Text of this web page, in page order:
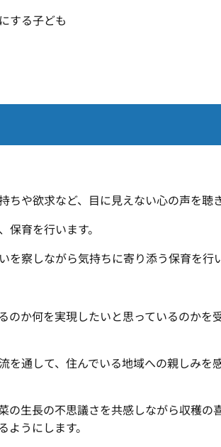
する子ども
ちや欲求など、目に見えない心の声を聴
育を行います。
察しながら気持ちに寄り添う保育を行
のか何を実現したいと思っているのか
を通して、住んでいる地域への親しみ
の生長の不思議さを共感しながら収穫
うにします。